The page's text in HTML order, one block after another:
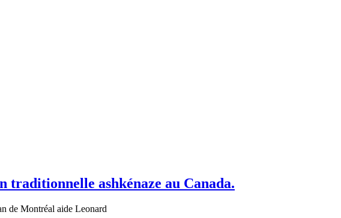
traditionnelle ashkénaze au Canada.
de Montréal aide Leonard